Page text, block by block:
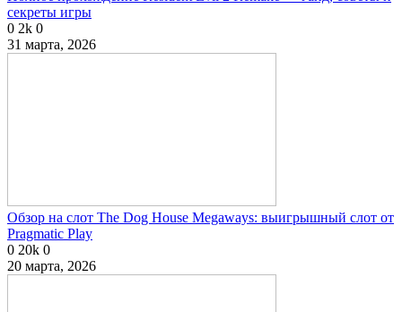
секреты игры
0 2k 0
31 марта, 2026
Обзор на слот The Dog House Megaways: выигрышный слот от
Pragmatic Play
0 20k 0
20 марта, 2026